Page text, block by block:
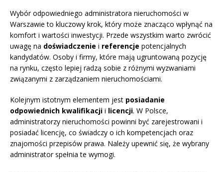
Wybór odpowiedniego administratora nieruchomości w
Warszawie to kluczowy krok, który może znacząco wpłynąć na
komfort i wartości inwestycji. Przede wszystkim warto zwrócić
uwagę na doświadczenie i referencje potencjalnych
kandydatów. Osoby i firmy, które mają ugruntowaną pozycję
na rynku, często lepiej radzą sobie z różnymi wyzwaniami
związanymi z zarządzaniem nieruchomościami.
Kolejnym istotnym elementem jest posiadanie
odpowiednich kwalifikacji i licencji. W Polsce,
administratorzy nieruchomości powinni być zarejestrowani i
posiadać licencję, co świadczy o ich kompetencjach oraz
znajomości przepisów prawa. Należy upewnić się, że wybrany
administrator spełnia te wymogi.